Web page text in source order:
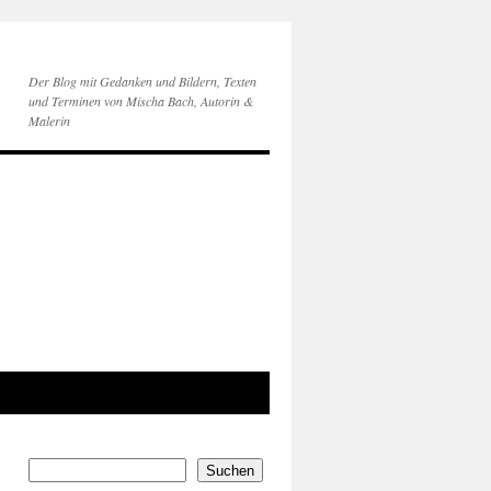
Der Blog mit Gedanken und Bildern, Texten
und Terminen von Mischa Bach, Autorin &
Malerin
Suchen